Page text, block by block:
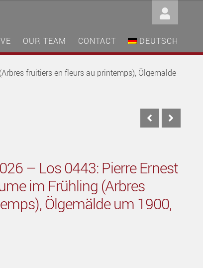
OUR TEAM CONTACT DEUTSCH
fruitiers en fleurs au printemps), Ölgemälde
– Los 0443: Pierre Ernest
im Frühling (Arbres
Ölgemälde um 1900,